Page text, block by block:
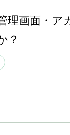
理画面・ア
？